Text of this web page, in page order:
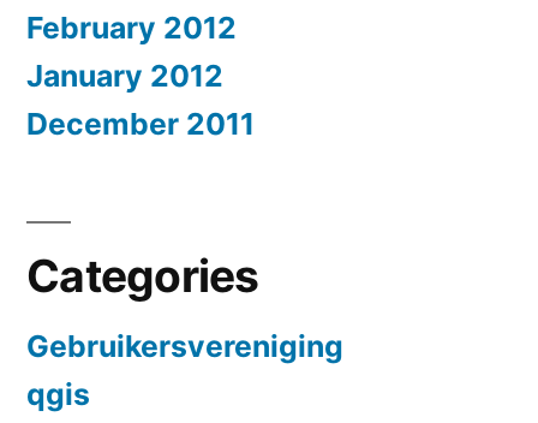
February 2012
January 2012
December 2011
Categories
Gebruikersvereniging
qgis